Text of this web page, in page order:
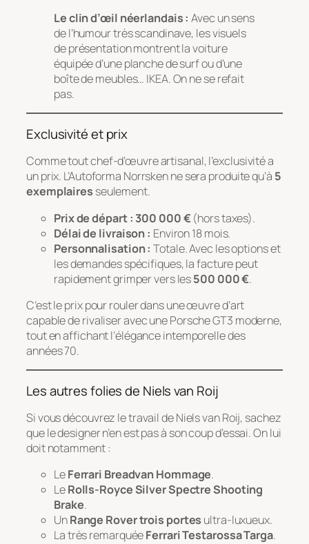
Le clin d’œil néerlandais : Avec un sens
de l’humour très scandinave, les visuels
de présentation montrent la voiture
équipée d’une planche de surf ou d’une
boîte de meubles… IKEA. On ne se refait
pas.
Exclusivité et prix
Comme tout chef-d’œuvre artisanal, l’exclusivité a
un prix. L’Autoforma Norrsken ne sera produite qu’à 5
exemplaires seulement.
Prix de départ : 300 000 €(hors taxes).
Délai de livraison : Environ 18 mois.
Personnalisation : Totale. Avec les options et
les demandes spécifiques, la facture peut
rapidement grimper vers les500 000 €.
C’est le prix pour rouler dans une œuvre d’art
capable de rivaliser avec une Porsche GT3 moderne,
tout en affichant l’élégance intemporelle des
années 70.
Les autres folies de Niels van Roij
Si vous découvrez le travail de Niels van Roij, sachez
que le designer n’en est pas à son coup d’essai. On lui
doit notamment :
LeFerrari Breadvan Hommage.
LeRolls-Royce Silver Spectre Shooting
Brake.
UnRange Rover trois portes ultra-luxueux.
La très remarquéeFerrari Testarossa Targa.